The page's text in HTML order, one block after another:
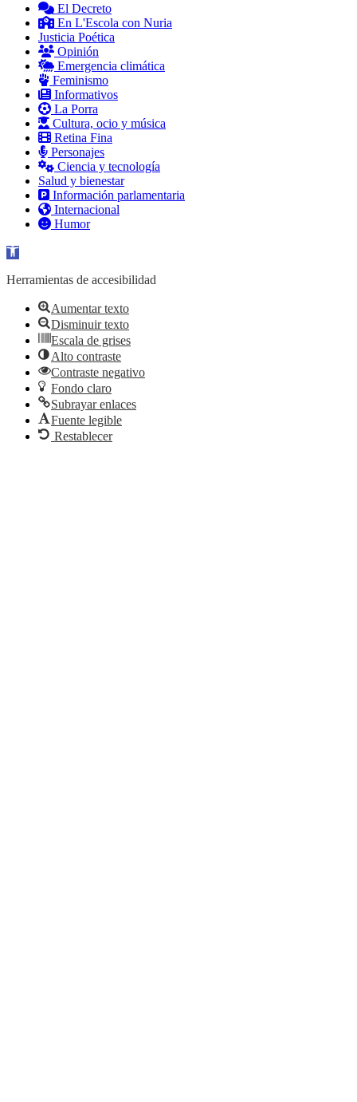
El Decreto
En L'Escola con Nuria
Justicia Poética
Opinión
Emergencia climática
Feminismo
Informativos
La Porra
Cultura, ocio y música
Retina Fina
Personajes
Ciencia y tecnología
Salud y bienestar
Información parlamentaria
Internacional
Humor
Abrir barra de herramientas
Herramientas de accesibilidad
Aumentar texto
Disminuir texto
Escala de grises
Alto contraste
Contraste negativo
Fondo claro
Subrayar enlaces
Fuente legible
Restablecer